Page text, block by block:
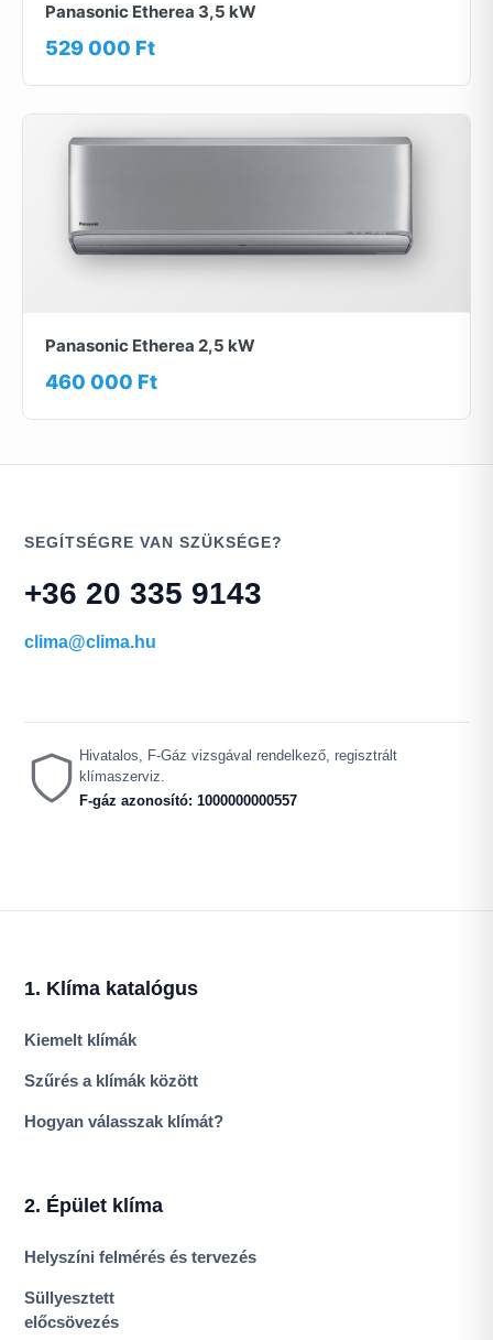
Panasonic Etherea 3,5 kW
529 000 Ft
Panasonic Etherea 2,5 kW
460 000 Ft
SEGÍTSÉGRE VAN SZÜKSÉGE?
+36 20 335 9143
clima@clima.hu
Hivatalos, F-Gáz vizsgával rendelkező, regisztrált
klímaszerviz.
F-gáz azonosító: 1000000000557
1. Klíma katalógus
Kiemelt klímák
Szűrés a klímák között
Hogyan válasszak klímát?
2. Épület klíma
Helyszíni felmérés és tervezés
Süllyesztett
előcsövezés